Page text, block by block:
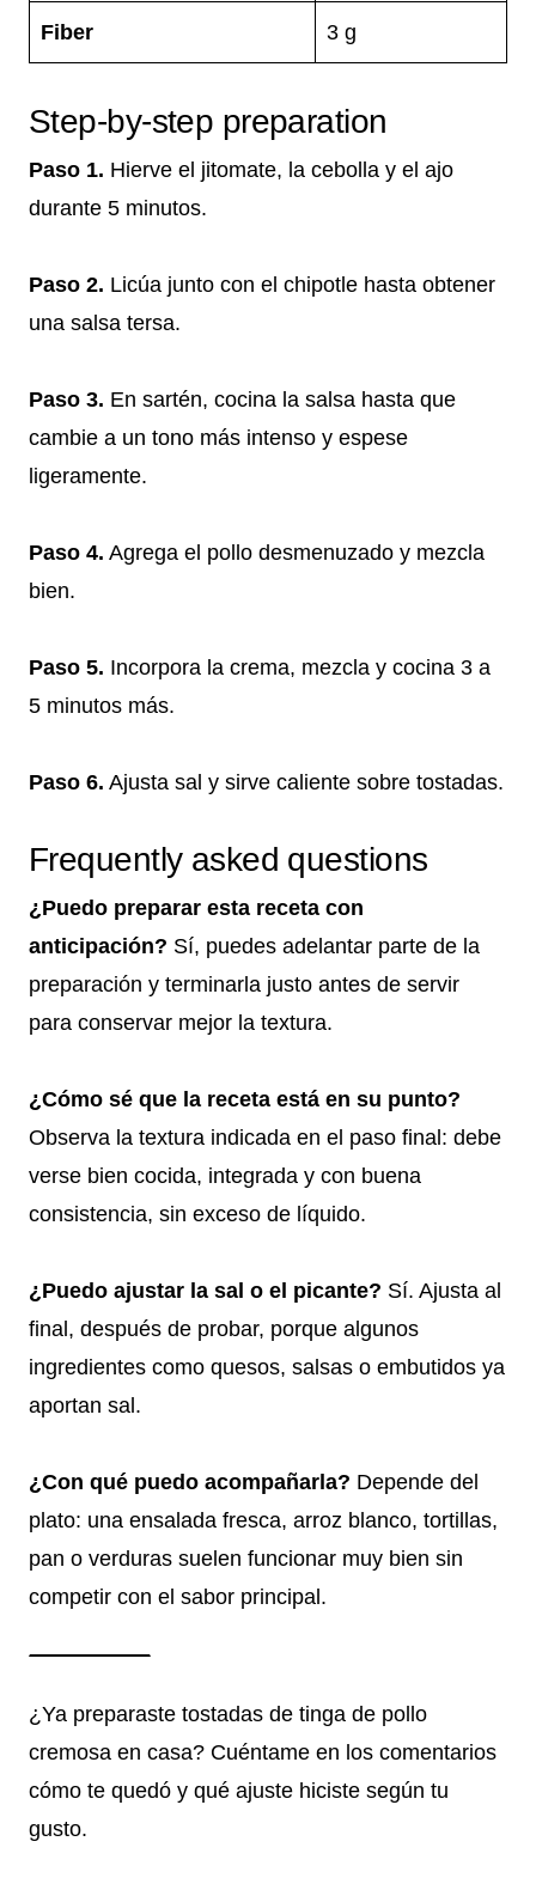
Fiber 3 g
Step-by-step preparation
Paso 1. Hierve el jitomate, la cebolla y el ajo
durante 5 minutos.
Paso 2. Licúa junto con el chipotle hasta obtener
una salsa tersa.
Paso 3. En sartén, cocina la salsa hasta que
cambie a un tono más intenso y espese
ligeramente.
Paso 4. Agrega el pollo desmenuzado y mezcla
bien.
Paso 5. Incorpora la crema, mezcla y cocina 3 a
5 minutos más.
Paso 6. Ajusta sal y sirve caliente sobre tostadas.
Frequently asked questions
¿Puedo preparar esta receta con
anticipación? Sí, puedes adelantar parte de la
preparación y terminarla justo antes de servir
para conservar mejor la textura.
¿Cómo sé que la receta está en su punto?
Observa la textura indicada en el paso final: debe
verse bien cocida, integrada y con buena
consistencia, sin exceso de líquido.
¿Puedo ajustar la sal o el picante? Sí. Ajusta al
final, después de probar, porque algunos
ingredientes como quesos, salsas o embutidos ya
aportan sal.
¿Con qué puedo acompañarla? Depende del
plato: una ensalada fresca, arroz blanco, tortillas,
pan o verduras suelen funcionar muy bien sin
competir con el sabor principal.
¿Ya preparaste tostadas de tinga de pollo
cremosa en casa? Cuéntame en los comentarios
cómo te quedó y qué ajuste hiciste según tu
gusto.